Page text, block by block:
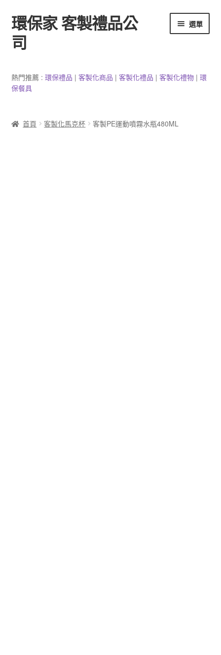
跳
至
導
跳
至
主
容
環保家 客製禮品公
司
選單
3C產品客製
熱門推薦 : 環保禮品 | 客製化商品 | 客製化禮品 | 客製化禮物| 環
保餐具
首頁 客製化馬克杯 客製PE運動噴霧水瓶480ML